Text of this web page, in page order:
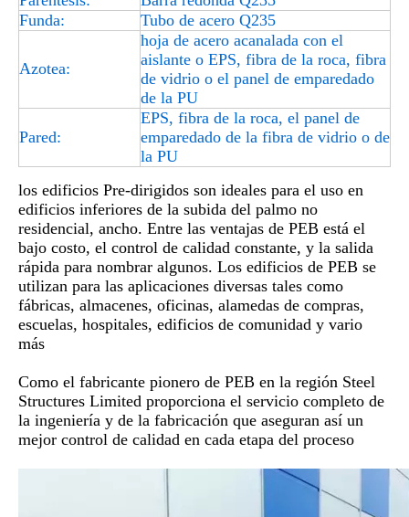
Funda:
Tubo de acero Q235
Azotea:
hoja de acero acanalada con el
aislante o EPS, fibra de la roca, fibra
de vidrio o el panel de emparedado
de la PU
Pared:
EPS, fibra de la roca, el panel de
emparedado de la fibra de vidrio o de
la PU
los edificios Pre-dirigidos son ideales para el uso en
edificios inferiores de la subida del palmo no
residencial, ancho. Entre las ventajas de PEB está el
bajo costo, el control de calidad constante, y la salida
rápida para nombrar algunos. Los edificios de PEB se
utilizan para las aplicaciones diversas tales como
fábricas, almacenes, oficinas, alamedas de compras,
escuelas, hospitales, edificios de comunidad y vario
más
Como el fabricante pionero de PEB en la región Steel
Structures Limited proporciona el servicio completo de
la ingeniería y de la fabricación que aseguran así un
mejor control de calidad en cada etapa del proceso